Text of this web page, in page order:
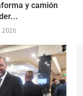
y camión
2026